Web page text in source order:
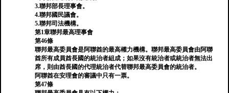
3.聯邦部長理事會。
4.聯邦國民議會。
5.聯邦司法機構。
第1章聯邦最高理事會
第46條
聯邦最高委員會是阿聯酋的最高權力機構。聯邦最高委員會由阿聯
酋所有成員酋長國的統治者組成；如果沒有統治者或統治者無法出
席，則由酋長國的代理統治者代替聯邦最高委員會的統治者。
阿聯酋在安理會的審議中只有一票。
第47條